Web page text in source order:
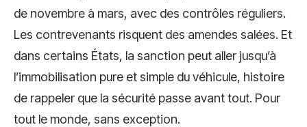
de novembre à mars, avec des contrôles réguliers.
Les contrevenants risquent des amendes salées. Et
dans certains États, la sanction peut aller jusqu’à
l’immobilisation pure et simple du véhicule, histoire
de rappeler que la sécurité passe avant tout. Pour
tout le monde, sans exception.